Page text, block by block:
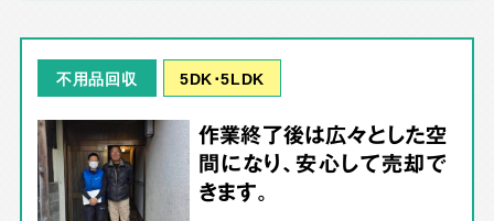
不用品回収 5DK･5LDK
作業終了後は広々とした空
間になり、安心して売却で
きます。